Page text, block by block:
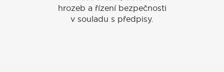
hrozeb a řízení bezpečnosti
v souladu s předpisy.